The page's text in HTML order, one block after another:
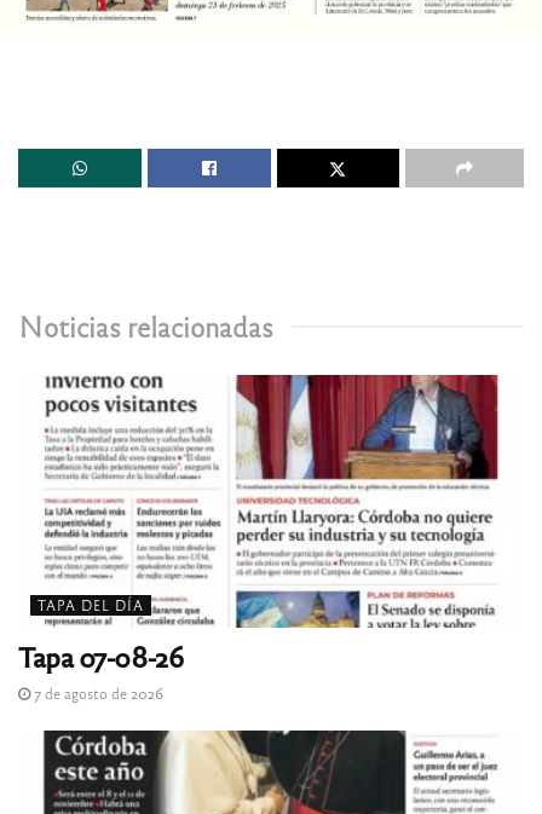
Noticias relacionadas
TAPA DEL DÍA
Tapa 07-08-26
7 de agosto de 2026